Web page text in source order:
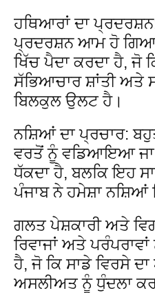
ਹਥਿਆਰਾਂ ਦਾ
ਪ੍ਰਦਰਸ਼ਨ ਆਮ ਹੋ ਗਿਆ
ਖਿੱਚ ਪੈਦਾ ਕਰਦਾ ਹੈ, ਜੋ
ਸੱਭਿਆਚਾਰ ਸ਼ਾਂਤੀ ਅਤੇ
ਬਿਲਕੁਲ ਉਲਟ ਹੈ।
ਨਸ਼ਿਆਂ ਦਾ ਪ੍ਰਚਾਰ:
ਵਰਤੋਂ ਨੂੰ ਵਡਿਆਇਆ ਜਾ
ਧੱਕਦਾ ਹੈ, ਬਲਕਿ ਇਹ
ਪੰਜਾਬ ਨੇ ਹਮੇਸ਼ਾ
ਗਲਤ ਪੇਸ਼ਕਾਰੀ ਅਤੇ
ਰਿਵਾਜਾਂ ਅਤੇ
ਹੈ, ਜੋ ਕਿ ਸਾਡੇ ਵਿਰਸੇ
ਅਸਲੀਅਤ ਨੂੰ ਧੁੰਦਲਾ